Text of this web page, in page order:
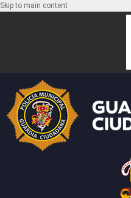
Skip to main content